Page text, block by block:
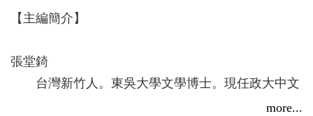
這4篇專題論文，首先是邱煥星的〈「文學政治
梳理了新世紀以來一些學者提出的「文學的左翼
性」、「文學行動」、「雜文自覺」等命題，認為它
【主編簡介】
張堂錡
台灣新竹人。東吳大學文學博士。現任政大中文
系教授，並任政大「民國歷史文化與文學研究中心」
more...